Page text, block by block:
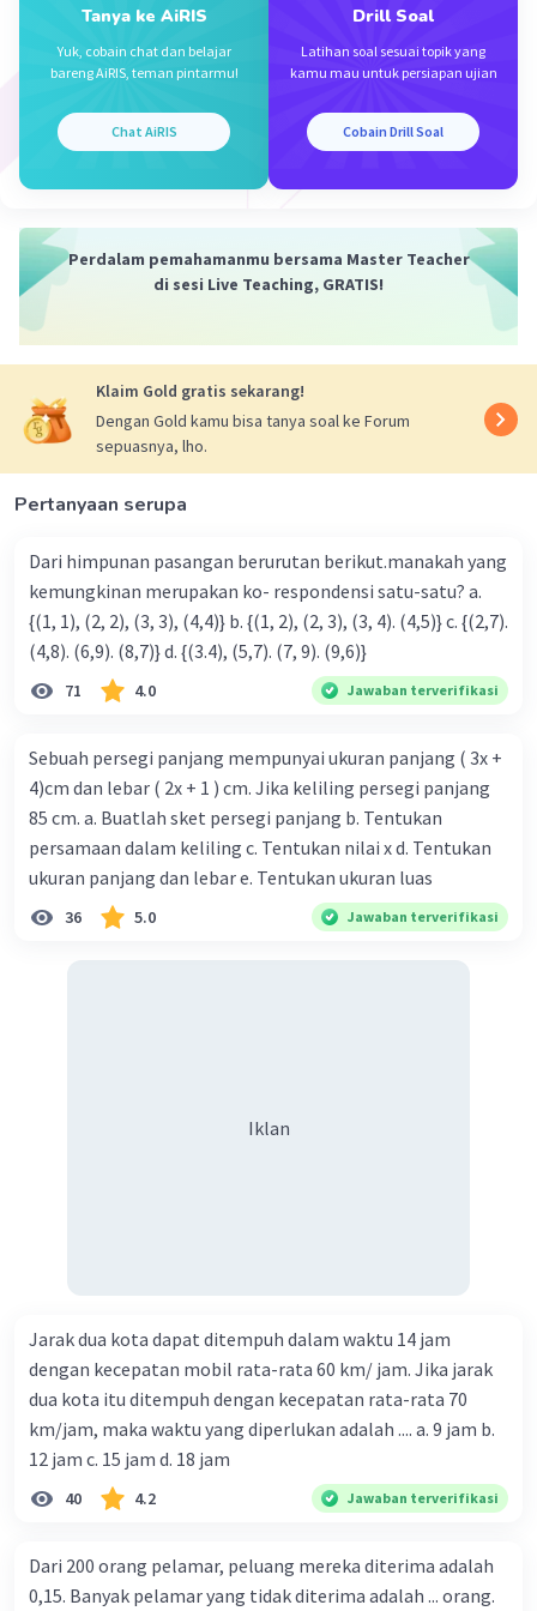
Beri Rating·5.0(1 Balas
19 Oktober 2023 12:46
makasih kak
Iklan
Tanya ke AiRIS
Yuk, cobain chat dan belajar
bareng AiRIS, teman pintarmu!
Chat AiRIS
Drill Soal
Latihan soal sesuai topik yang
kamu mau untuk persiapan ujian
Cobain Drill Soal
Perdalam pemahamanmu bersama Master Teacher
di sesi Live Teaching, GRATIS!
Klaim Gold gratis sekarang!
Dengan Gold kamu bisa tanya soal ke Forum
sepuasnya, lho.
Pertanyaan serupa
Dari himpunan pasangan berurutan berikut.manakah yang
kemungkinan merupakan ko- respondensi satu-satu? a.
{(1, 1), (2, 2), (3, 3), (4,4)} b. {(1, 2), (2, 3), (3, 4). (4,5)} c. {(2,7).
(4,8). (6,9). (8,7)} d. {(3.4), (5,7). (7, 9). (9,6)}
71 4.0 Jawaban terverifikasi
Sebuah persegi panjang mempunyai ukuran panjang ( 3x +
4)cm dan lebar ( 2x + 1 ) cm. Jika keliling persegi panjang
85 cm. a. Buatlah sket persegi panjang b. Tentukan
persamaan dalam keliling c. Tentukan nilai x d. Tentukan
ukuran panjang dan lebar e. Tentukan ukuran luas
36 5.0 Jawaban terverifikasi
Iklan
Jarak dua kota dapat ditempuh dalam waktu 14 jam
dengan kecepatan mobil rata-rata 60 km/ jam. Jika jarak
dua kota itu ditempuh dengan kecepatan rata-rata 70
km/jam, maka waktu yang diperlukan adalah .... a. 9 jam b.
12 jam c. 15 jam d. 18 jam
40 4.2 Jawaban terverifikasi
Dari 200 orang pelamar, peluang mereka diterima adalah
0,15. Banyak pelamar yang tidak diterima adalah ... orang.